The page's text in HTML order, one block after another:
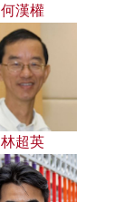
何漢權
林超英